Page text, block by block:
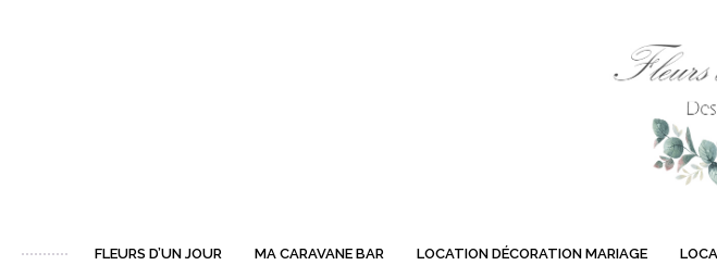
FLEURS D’UN JOUR MA CARAVANE BAR LOCATION DÉCORATION MARIAGE